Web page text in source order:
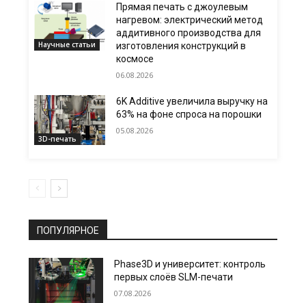
Научные статьи
Прямая печать с джоулевым
нагревом: электрический метод
аддитивного производства для
изготовления конструкций в
космосе
06.08.2026
3D-печать
6K Additive увеличила выручку на
63% на фоне спроса на порошки
05.08.2026
ПОПУЛЯРНОЕ
Phase3D и университет: контроль
первых слоёв SLM-печати
07.08.2026